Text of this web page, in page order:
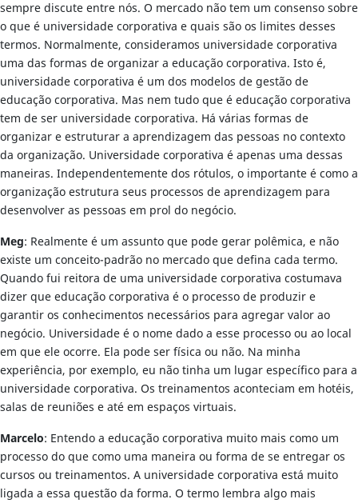
sempre discute entre nós. O mercado não tem um consenso sobre
o que é universidade corporativa e quais são os limites desses
termos. Normalmente, consideramos universidade corporativa
uma das formas de organizar a educação corporativa. Isto é,
universidade corporativa é um dos modelos de gestão de
educação corporativa. Mas nem tudo que é educação corporativa
tem de ser universidade corporativa. Há várias formas de
organizar e estruturar a aprendizagem das pessoas no contexto
da organização. Universidade corporativa é apenas uma dessas
maneiras. Independentemente dos rótulos, o importante é como a
organização estrutura seus processos de aprendizagem para
desenvolver as pessoas em prol do negócio.
Meg: Realmente é um assunto que pode gerar polêmica, e não
existe um conceito-padrão no mercado que defina cada termo.
Quando fui reitora de uma universidade corporativa costumava
dizer que educação corporativa é o processo de produzir e
garantir os conhecimentos necessários para agregar valor ao
negócio. Universidade é o nome dado a esse processo ou ao local
em que ele ocorre. Ela pode ser física ou não. Na minha
experiência, por exemplo, eu não tinha um lugar específico para a
universidade corporativa. Os treinamentos aconteciam em hotéis,
salas de reuniões e até em espaços virtuais.
Marcelo: Entendo a educação corporativa muito mais como um
processo do que como uma maneira ou forma de se entregar os
cursos ou treinamentos. A universidade corporativa está muito
ligada a essa questão da forma. O termo lembra algo mais